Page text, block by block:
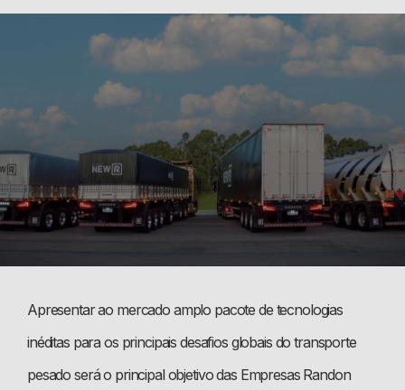
Apresentar ao mercado amplo pacote de tecnologias
inéditas para os principais desafios globais do transporte
pesado será o principal objetivo das Empresas Randon